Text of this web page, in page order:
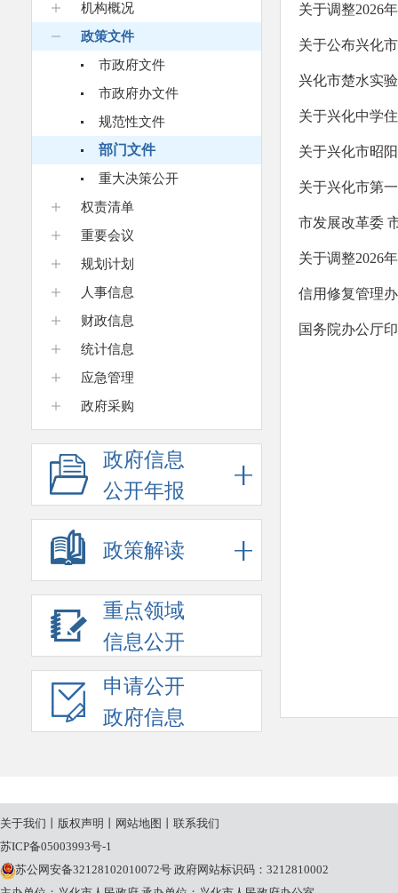
机构概况
政策文件
市政府文件
市政府办文件
规范性文件
部门文件
重大决策公开
权责清单
重要会议
规划计划
人事信息
财政信息
统计信息
应急管理
政府采购
政府信息
公开年报
政策解读
重点领域
信息公开
申请公开
政府信息
关于调整2026
关于公布兴化
兴化市楚水实
关于兴化中学
关于兴化市昭
关于兴化市第
市发展改革委
关于调整2026
信用修复管理
国务院办公厅
关于我们 版权声明 网站地图
联系我们
苏ICP备05003993号-1
苏公网安备32128102010072号 政府网站标识码：3212810002